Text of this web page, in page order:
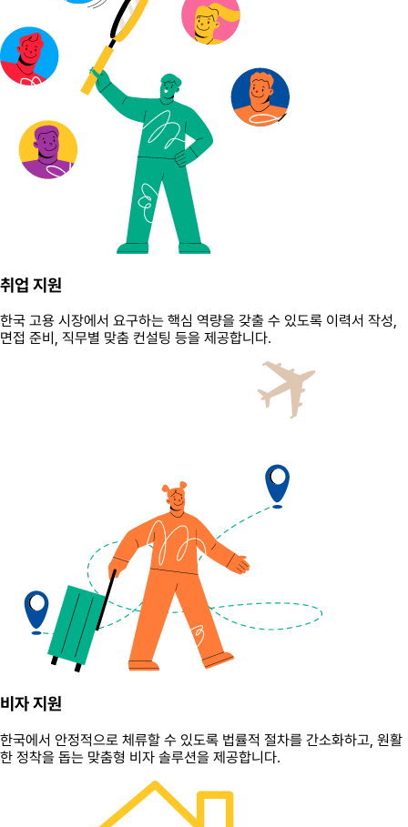
취업 지원
한국 고용 시장에서 요구하는 핵심 역량을 갖출 수 있도록 이력서 작성,
면접 준비, 직무별 맞춤 컨설팅 등을 제공합니다.
비자 지원
한국에서 안정적으로 체류할 수 있도록 법률적 절차를 간소화하고, 원활
한 정착을 돕는 맞춤형 비자 솔루션을 제공합니다.